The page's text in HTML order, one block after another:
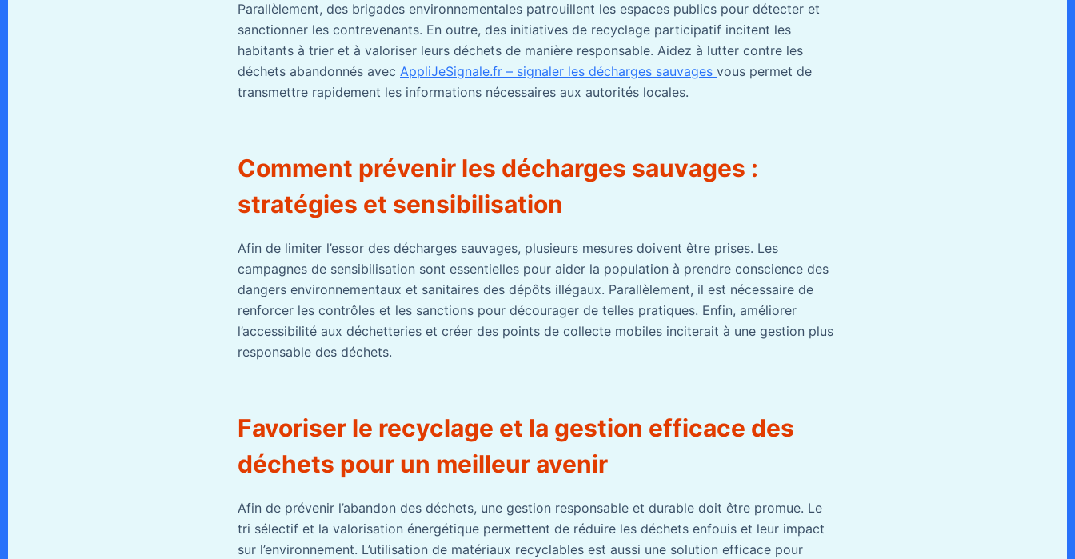
Parallèlement, des brigades environnementales patrouillent les espaces publics pour détecter et
sanctionner les contrevenants. En outre, des initiatives de recyclage participatif incitent les
habitants à trier et à valoriser leurs déchets de manière responsable. Aidez à lutter contre les
déchets abandonnés avec AppliJeSignale.fr – signaler les décharges sauvages vous permet de
transmettre rapidement les informations nécessaires aux autorités locales.
Comment prévenir les décharges sauvages :
stratégies et sensibilisation
Afin de limiter l’essor des décharges sauvages, plusieurs mesures doivent être prises. Les
campagnes de sensibilisation sont essentielles pour aider la population à prendre conscience des
dangers environnementaux et sanitaires des dépôts illégaux. Parallèlement, il est nécessaire de
renforcer les contrôles et les sanctions pour décourager de telles pratiques. Enfin, améliorer
l’accessibilité aux déchetteries et créer des points de collecte mobiles inciterait à une gestion plus
responsable des déchets.
Favoriser le recyclage et la gestion efficace des
déchets pour un meilleur avenir
Afin de prévenir l’abandon des déchets, une gestion responsable et durable doit être promue. Le
tri sélectif et la valorisation énergétique permettent de réduire les déchets enfouis et leur impact
sur l’environnement. L’utilisation de matériaux recyclables est aussi une solution efficace pour